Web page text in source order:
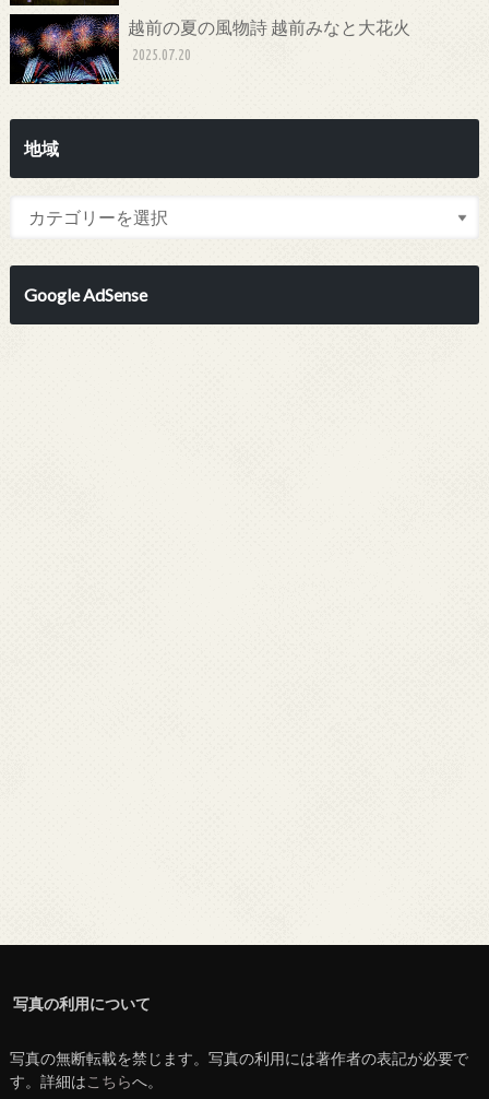
越前の夏の風物詩 越前みなと大花火
2025.07.20
地域
Google AdSense
写真の利用について
写真の無断転載を禁じます。写真の利用には著作者の表記が必要で
す。詳細はこちらへ。